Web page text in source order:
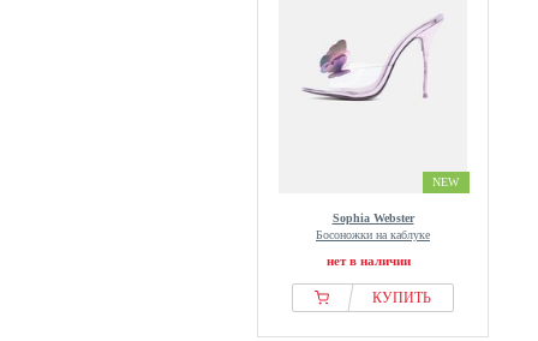
NEW
Sophia Webster
Босоножки на каблуке
нет в наличии
КУПИТЬ